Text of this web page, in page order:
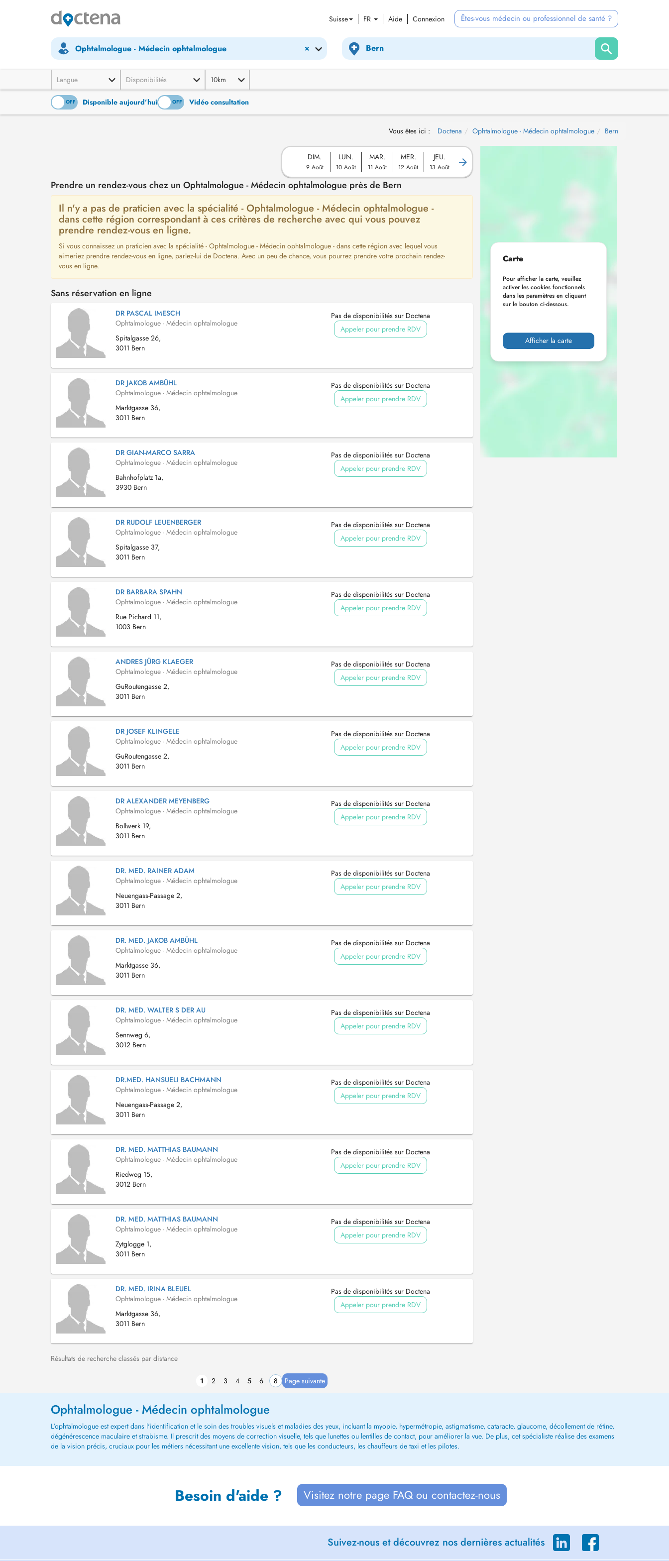
Suisse FR Aide Connexion Êtes-vous médecin ou professionnel de santé ?
×
Ophtalmologue - Médecin ophtalmologue
Langue Disponibilités 10km
OFF Disponible aujourd’hui
ON OFF Vidéo consultation
Vous êtes ici : Doctena Ophtalmologue - Médecin ophtalmologue Bern
DIM.
9 Août
LUN.
10 Août
MAR.
11 Août
MER.
12 Août
JEU.
13 Août
Prendre un rendez-vous chez un Ophtalmologue - Médecin ophtalmologue près de Bern
Il n'y a pas de praticien avec la spécialité - Ophtalmologue - Médecin ophtalmologue -
dans cette région correspondant à ces critères de recherche avec qui vous pouvez
prendre rendez-vous en ligne.
Si vous connaissez un praticien avec la spécialité - Ophtalmologue - Médecin ophtalmologue - dans cette région avec lequel vous
aimeriez prendre rendez-vous en ligne, parlez-lui de Doctena. Avec un peu de chance, vous pourrez prendre votre prochain rendez-
vous en ligne.
Sans réservation en ligne
DR PASCAL IMESCH
Ophtalmologue - Médecin ophtalmologue
Spitalgasse 26,
3011 Bern
Pas de disponibilités sur Doctena
Appeler pour prendre RDV
DR JAKOB AMBÜHL
Ophtalmologue - Médecin ophtalmologue
Marktgasse 36,
3011 Bern
Pas de disponibilités sur Doctena
Appeler pour prendre RDV
DR GIAN-MARCO SARRA
Ophtalmologue - Médecin ophtalmologue
Bahnhofplatz 1a,
3930 Bern
Pas de disponibilités sur Doctena
Appeler pour prendre RDV
DR RUDOLF LEUENBERGER
Ophtalmologue - Médecin ophtalmologue
Spitalgasse 37,
3011 Bern
Pas de disponibilités sur Doctena
Appeler pour prendre RDV
DR BARBARA SPAHN
Ophtalmologue - Médecin ophtalmologue
Rue Pichard 11,
1003 Bern
Pas de disponibilités sur Doctena
Appeler pour prendre RDV
ANDRES JÜRG KLAEGER
Ophtalmologue - Médecin ophtalmologue
GuRoutengasse 2,
3011 Bern
Pas de disponibilités sur Doctena
Appeler pour prendre RDV
DR JOSEF KLINGELE
Ophtalmologue - Médecin ophtalmologue
GuRoutengasse 2,
3011 Bern
Pas de disponibilités sur Doctena
Appeler pour prendre RDV
DR ALEXANDER MEYENBERG
Ophtalmologue - Médecin ophtalmologue
Bollwerk 19,
3011 Bern
Pas de disponibilités sur Doctena
Appeler pour prendre RDV
DR. MED. RAINER ADAM
Ophtalmologue - Médecin ophtalmologue
Neuengass-Passage 2,
3011 Bern
Pas de disponibilités sur Doctena
Appeler pour prendre RDV
DR. MED. JAKOB AMBÜHL
Ophtalmologue - Médecin ophtalmologue
Marktgasse 36,
3011 Bern
Pas de disponibilités sur Doctena
Appeler pour prendre RDV
DR. MED. WALTER S DER AU
Ophtalmologue - Médecin ophtalmologue
Sennweg 6,
3012 Bern
Pas de disponibilités sur Doctena
Appeler pour prendre RDV
DR.MED. HANSUELI BACHMANN
Ophtalmologue - Médecin ophtalmologue
Neuengass-Passage 2,
3011 Bern
Pas de disponibilités sur Doctena
Appeler pour prendre RDV
DR. MED. MATTHIAS BAUMANN
Ophtalmologue - Médecin ophtalmologue
Riedweg 15,
3012 Bern
Pas de disponibilités sur Doctena
Appeler pour prendre RDV
DR. MED. MATTHIAS BAUMANN
Ophtalmologue - Médecin ophtalmologue
Zytglogge 1,
3011 Bern
Pas de disponibilités sur Doctena
Appeler pour prendre RDV
DR. MED. IRINA BLEUEL
Ophtalmologue - Médecin ophtalmologue
Marktgasse 36,
3011 Bern
Pas de disponibilités sur Doctena
Appeler pour prendre RDV
Résultats de recherche classés par distance
1 2 3 4 5 6 8 Page suivante
Carte
Pour afficher la carte, veuillez
activer les cookies fonctionnels
dans les paramètres en cliquant
sur le bouton ci-dessous.
Afficher la carte
Ophtalmologue - Médecin ophtalmologue
L'ophtalmologue est expert dans l'identification et le soin des troubles visuels et maladies des yeux, incluant la myopie, hypermétropie, astigmatisme, cataracte, glaucome, décollement de rétine,
dégénérescence maculaire et strabisme. Il prescrit des moyens de correction visuelle, tels que lunettes ou lentilles de contact, pour améliorer la vue. De plus, cet spécialiste réalise des examens
de la vision précis, cruciaux pour les métiers nécessitant une excellente vision, tels que les conducteurs, les chauffeurs de taxi et les pilotes.
Besoin d'aide ? Visitez notre page FAQ ou contactez-nous
Suivez-nous et découvrez nos dernières actualités